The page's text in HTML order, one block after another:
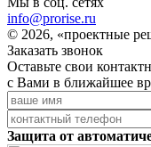
info@prorise.ru
© 2026, «проектные
Заказать звонок
Оставьте свои
с Вами в ближайшее
Защита от